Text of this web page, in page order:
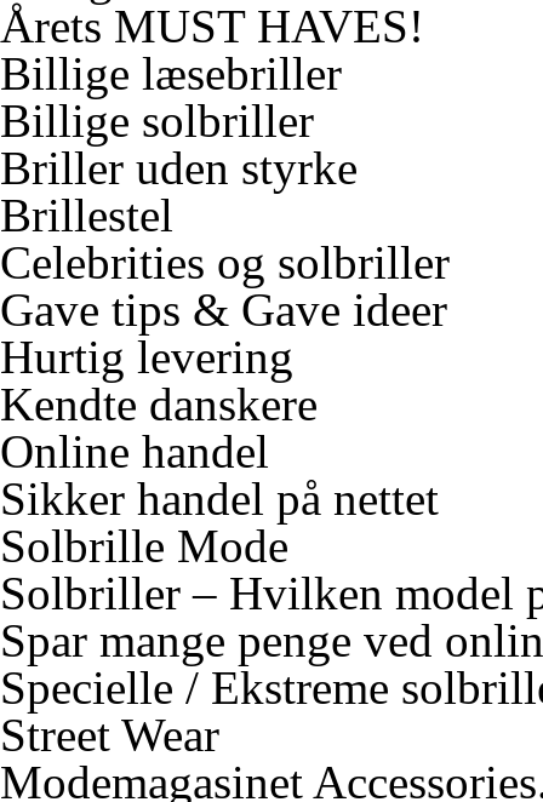
Årets MUST HAVES!
Billige læsebriller
Billige solbriller
Briller uden styrke
Brillestel
Celebrities og solbriller
Gave tips & Gave ideer
Hurtig levering
Kendte danskere
Online handel
Sikker handel på nettet
Solbrille Mode
Solbriller – Hvilken model
Spar mange penge ved
Specielle / Ekstreme
Street Wear
Modemagasinet